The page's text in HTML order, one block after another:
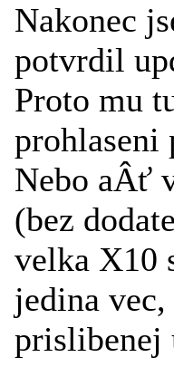
Nakonec
potvrdil
Proto mu
prohlaseni
Nebo aÂť
(bez
velka X10
jedina
prislibenej